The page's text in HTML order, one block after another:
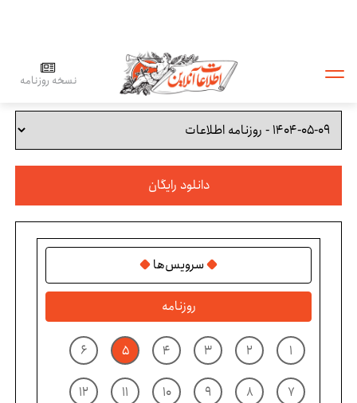
نسخه روزنامه
دانلود رایگان
سرویس‌ها
روزنامه
۱ ۲ ۳ ۴ ۵ ۶
۷ ۸ ۹ ۱۰ ۱۱ ۱۲